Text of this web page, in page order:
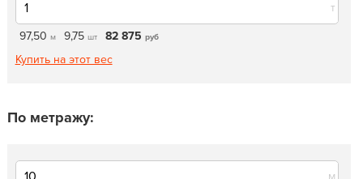
т
97,50 м 9,75 шт 82 875 руб
Купить на этот вес
По метражу:
м